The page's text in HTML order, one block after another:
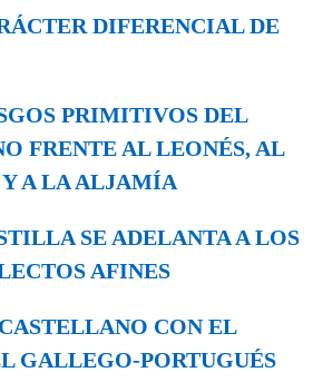
DIFERENCIAL DE
PRIMITIVOS DEL
FRENTE AL LEONÉS, AL
Y A LA ALJAMÍA
SE ADELANTA A LOS
AFINES
CON EL
GALLEGO-PORTUGUÉS